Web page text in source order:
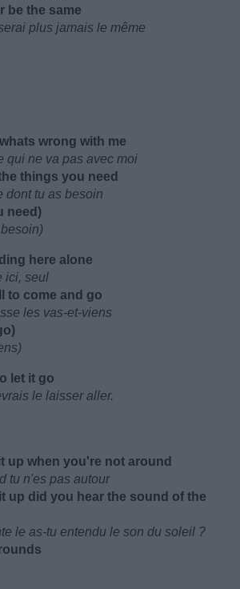
be the same
plus jamais le même
wrong with me
qui ne va pas avec moi
things you need
dont tu as besoin
need)
here alone
ici, seul
to come and go
les vas-et-viens
let it go
le laisser aller.
up when you're not around
tu n'es pas autour
up did you hear the sound of the
le as-tu entendu le son du soleil ?